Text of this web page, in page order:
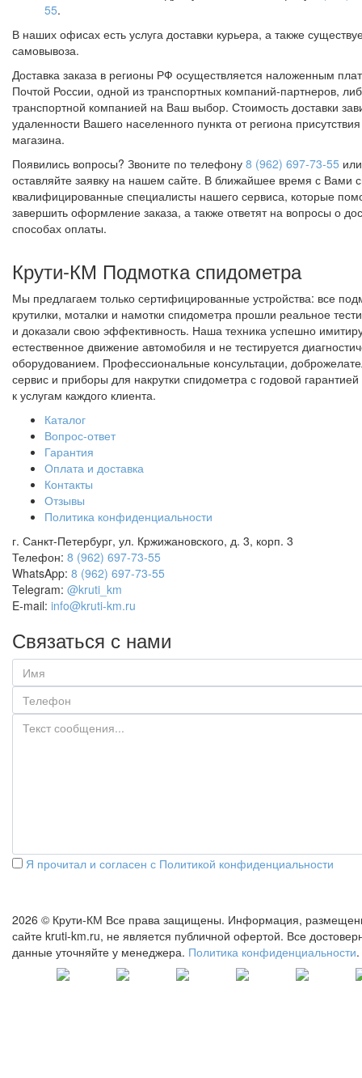
55.
В наших офисах есть услуга доставки курьера, а также
самовывоза.
Доставка заказа в регионы РФ осуществляется наложенным
Почтой России, одной из транспортных компаний-партнеров,
транспортной компанией на Ваш выбор. Стоимость доставки
удаленности Вашего населенного пункта от региона
магазина.
Появились вопросы? Звоните по телефону 8 (962) 697-73-55 или
оставляйте заявку на нашем сайте. В ближайшее время с Вами
квалифицированные специалисты нашего сервиса, которые
завершить оформление заказа, а также ответят на вопросы о
способах оплаты.
Крути-КМ Подмотка спидометра
Мы предлагаем только сертифицированные устройства: все
крутилки, моталки и намотки спидометра прошли реальное
и доказали свою эффективность. Наша техника успешно
естественное движение автомобиля и не тестируется
оборудованием. Профессиональные консультации,
сервис и приборы для накрутки спидометра с годовой гарантией
к услугам каждого клиента.
Каталог
Вопрос-ответ
Гарантия
Оплата и доставка
Контакты
Отзывы
Политика конфиденциальности
г. Санкт-Петербург, ул. Кржижановского, д. 3, корп. 3
Телефон: 8 (962) 697-73-55
WhatsApp: 8 (962) 697-73-55
Telegram: @kruti_km
E-mail: info@kruti-km.ru
Связаться с нами
Я прочитал и согласен с Политикой конфиденциальности
2026 © Крути-КМ Все права защищены. Информация,
сайте kruti-km.ru, не является публичной офертой. Все
данные уточняйте у менеджера. Политика конфиденциальности.